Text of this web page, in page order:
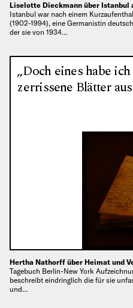
Liselotte Dieckmann über Istanbul
Istanbul war nach einem
(1902–1994), eine Germanistin
der sie von 1934…
„Doch eines habe
zerrissene Blätter
Hertha Nathorff über Heimat und
Tagebuch Berlin-New York
beschreibt eindringlich die für sie
und…